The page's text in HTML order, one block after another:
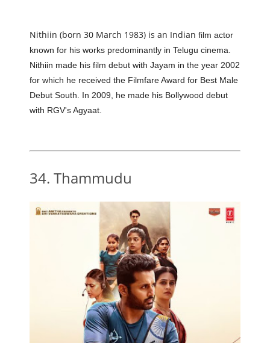
Nithiin (born 30 March 1983) is an Indian film actor
known for his works predominantly in Telugu cinema.
Nithiin made his film debut with Jayam in the year 2002
for which he received the Filmfare Award for Best Male
Debut South. In 2009, he made his Bollywood debut
with RGV's Agyaat.
34. Thammudu